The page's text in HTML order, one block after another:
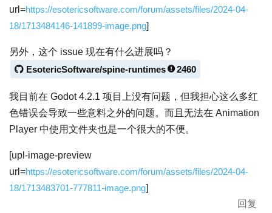
url=https://esotericsoftware.com/forum/assets/files/2024-04-
18/1713484146-141899-image.png]
另外，这个 issue 现在有什么进展吗？
EsotericSoftware/spine-runtimes
2460
我目前在 Godot 4.2.1 项目上没有问题，但我担心这么多红
色错误会导致一些意料之外的问题。而且无法在 Animation
Player 中使用文件夹也是一个很大的不便。
[upl-image-preview
url=https://esotericsoftware.com/forum/assets/files/2024-04-
18/1713483701-777811-image.png]
回复